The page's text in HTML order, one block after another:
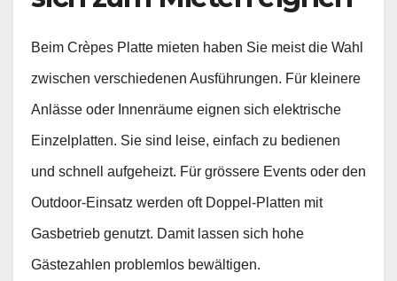
Beim Crèpes Platte mieten haben Sie meist die Wahl
zwischen verschiedenen Ausführungen. Für kleinere
Anlässe oder Innenräume eignen sich elektrische
Einzelplatten. Sie sind leise, einfach zu bedienen
und schnell aufgeheizt. Für grössere Events oder den
Outdoor‑Einsatz werden oft Doppel‑Platten mit
Gasbetrieb genutzt. Damit lassen sich hohe
Gästezahlen problemlos bewältigen.